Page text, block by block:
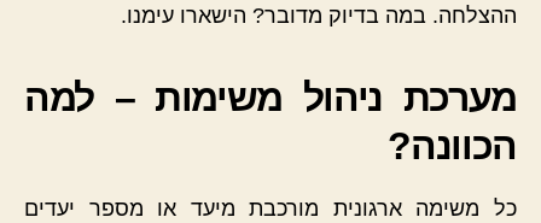
ההצלחה. במה בדיוק מדובר? הישארו עימנו.
מערכת ניהול משימות – למה
הכוונה?
כל משימה ארגונית מורכבת מיעד או מספר יעדים